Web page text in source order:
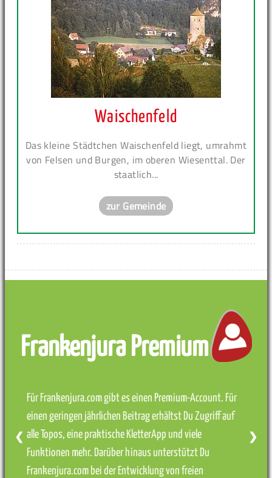
Waischenfeld
Das kleine Städtchen Waischenfeld liegt, umrahmt
von Felsen und Burgen, im oberen Wiesenttal. Der
staatlich...
zur Gemeinde
Frankenjura Premium
Für Frankenjura.com gibt es einen Premium-Account. Für
einen geringen jährlichen Beitrag erhältst Du Zugriff auf
alle Topos, eine praktische KletterApp und viele
Funktionen mehr. Darüber hinaus unterstützt Du
Frankenjura.com bei der Entwicklung von freien
❮ ❯